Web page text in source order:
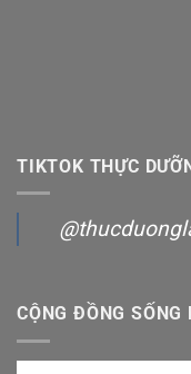
TIKTOK THỰC
CỘNG ĐỒNG SỐNG